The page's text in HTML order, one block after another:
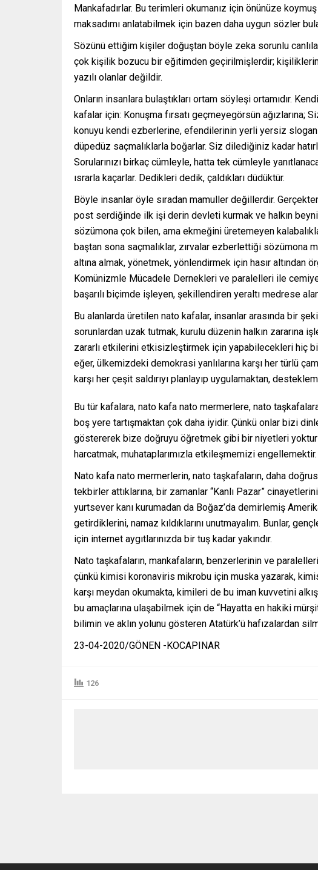
Mankafadırlar. Bu terimleri okumanız için önünüze
maksadımı anlatabilmek için bazen daha uygun sözler
Sözünü ettiğim kişiler doğuştan böyle zeka sorunlu
çok kişilik bozucu bir eğitimden geçirilmişlerdir;
yazılı olanlar değildir.
Onların insanlara bulaştıkları ortam söyleşi ortamıdır.
kafalar için: Konuşma fırsatı geçmeyegörsün
konuyu kendi ezberlerine, efendilerinin yerli yersiz
düpedüz saçmalıklarla boğarlar. Siz dilediğiniz kadar
Sorularınızı birkaç cümleyle, hatta tek cümleyle
ısrarla kaçarlar. Dedikleri dedik, çaldıkları düdüktür.
Böyle insanlar öyle sıradan mamuller değillerdir.
post serdiğinde ilk işi derin devleti kurmak ve halkın
sözümona çok bilen, ama ekmeğini üretemeyen
baştan sona saçmalıklar, zırvalar ezberlettiği sözümona
altına almak, yönetmek, yönlendirmek için hasır altından
Komünizmle Mücadele Dernekleri ve paralelleri ile
başarılı biçimde işleyen, şekillendiren yeraltı medrese
Bu alanlarda üretilen nato kafalar, insanlar arasında bir
sorunlardan uzak tutmak, kurulu düzenin halkın zararına
zararlı etkilerini etkisizleştirmek için yapabilecekleri hiç
eğer, ülkemizdeki demokrasi yanlılarına karşı her türlü
karşı her çeşit saldırıyı planlayıp uygulamaktan,
Bu tür kafalara, nato kafa nato mermerlere, nato
boş yere tartışmaktan çok daha iyidir. Çünkü onlar bizi
göstererek bize doğruyu öğretmek gibi bir niyetleri yoktur
harcatmak, muhataplarımızla etkileşmemizi
Nato kafa nato mermerlerin, nato taşkafaların, daha
tekbirler attıklarına, bir zamanlar “Kanlı Pazar”
yurtsever kanı kurumadan da Boğaz’da demirlemiş
getirdiklerini, namaz kıldıklarını unutmayalım. Bunlar,
için internet aygıtlarınızda bir tuş kadar yakındır.
Nato taşkafaların, mankafaların, benzerlerinin ve
çünkü kimisi koronaviris mikrobu için muska yazarak,
karşı meydan okumakta, kimileri de bu iman kuvvetini
bu amaçlarına ulaşabilmek için de “Hayatta en hakiki
bilimin ve aklın yolunu gösteren Atatürk’ü hafızalardan
23-04-2020/GÖNEN -KOCAPINAR
126